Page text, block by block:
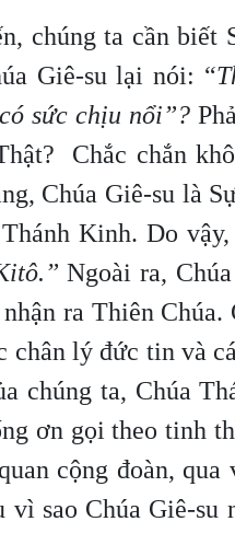
chúng ta cần biết
Giê-su lại nói: “
sức chịu nổi”?
Chắc chắn
Chúa Giê-su là
Kinh. Do
Ngoài ra,
ra Thiên
chân lý đức tin và
chúng ta, Chúa
ơn gọi theo tinh
cộng đoàn,
vì sao Chúa Giê-su